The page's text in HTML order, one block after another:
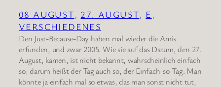
08 AUGUST, 27. AUGUST, E
VERSCHIEDENES
Den Just-Because-Day haben mal wieder die Amis
erfunden, und zwar 2005. Wie sie auf das Datum, den 27.
August, kamen, ist nicht bekannt, wahrscheinlich einfach
so; darum heißt der Tag auch so, der Einfach-so-Tag. Man
könnte ja einfach mal so etwas, das man sonst nicht tut,